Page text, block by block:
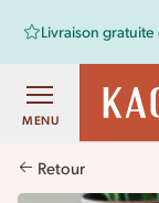
Livraison
MENU
Retour